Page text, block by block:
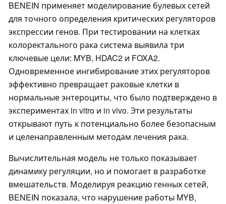
BENEIN применяет моделирование булевых сетей
для точного определения критических регуляторов
экспрессии генов. При тестировании на клетках
колоректального рака система выявила три
ключевые цели: MYB, HDAC2 и FOXA2.
Одновременное ингибирование этих регуляторов
эффективно превращает раковые клетки в
нормальные энтероциты, что было подтверждено в
экспериментах in vitro и in vivo. Эти результаты
открывают путь к потенциально более безопасным
и целенаправленным методам лечения рака.
Вычислительная модель не только показывает
динамику регуляции, но и помогает в разработке
вмешательств. Моделируя реакцию генных сетей,
BENEIN показала, что нарушение работы MYB,